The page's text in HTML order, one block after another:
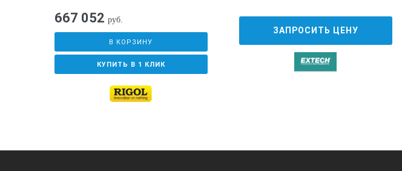
Цифровой дисплей
Входящий сигнал от трансмиттера
667 052 руб.
В КОРЗИНУ
КУПИТЬ В 1 КЛИК
ЗАПРОСИТЬ ЦЕНУ